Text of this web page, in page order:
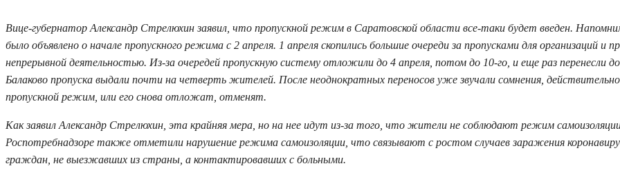
Вице-губернатор Александр Стрелюхин заявил, что пропускной режим в Саратовской области все-таки будет введен.
было объявлено о начале пропускного режима с 2 апреля. 1 апреля скопились большие очереди за пропусками для организаций и
непрерывной деятельностью. Из-за очередей пропускную систему отложили до 4 апреля, потом до 10-го, и еще раз перенесли
Балаково пропуска выдали почти на четверть жителей. После неоднократных переносов уже звучали сомнения,
пропускной режим, или его снова отложат, отменят.
Как заявил Александр Стрелюхин, эта крайняя мера, но на нее идут из-за того, что жители не соблюдают режим
Роспотребнадзоре также отметили нарушение режима самоизоляции, что связывают с ростом случаев заражения
граждан, не выезжавших из страны, а контактировавших с больными.